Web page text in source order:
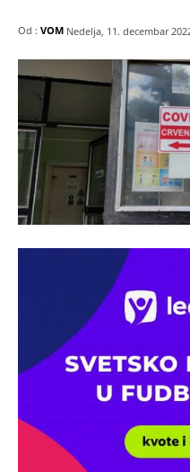
Od : VOM Nedelja, 11. decembar